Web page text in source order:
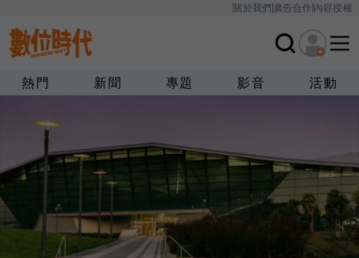
關於我們廣告合作內容授權
熱門 新聞 專題 影音 活動